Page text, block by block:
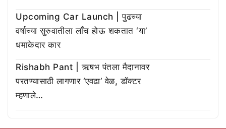
Upcoming Car Launch | पुढच्या
वर्षाच्या सुरुवातीला लाँच होऊ शकतात ‘या’
धमाकेदार कार
Rishabh Pant | ऋषभ पंतला मैदानावर
परतण्यासाठी लागणार ‘एवढा’ वेळ, डॉक्टर
म्हणाले…